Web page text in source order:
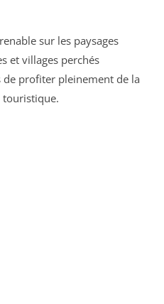
sur les paysages
et villages perchés
profiter pleinement de la
touristique.